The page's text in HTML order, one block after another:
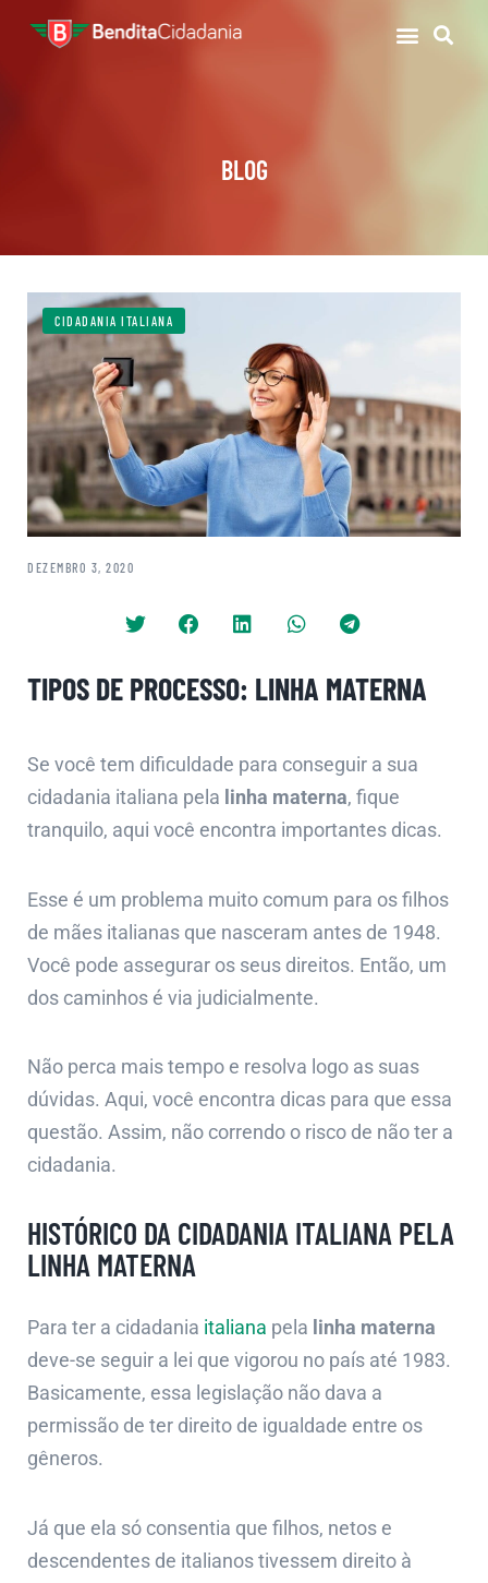
BLOG
CIDADANIA ITALIANA
DEZEMBRO 3, 2020
TIPOS DE PROCESSO: LINHA MATERNA
Se você tem dificuldade para conseguir a sua
cidadania italiana pela linha materna, fique
tranquilo, aqui você encontra importantes dicas.
Esse é um problema muito comum para os filhos
de mães italianas que nasceram antes de 1948.
Você pode assegurar os seus direitos. Então, um
dos caminhos é via judicialmente.
Não perca mais tempo e resolva logo as suas
dúvidas. Aqui, você encontra dicas para que essa
questão. Assim, não correndo o risco de não ter a
cidadania.
HISTÓRICO DA CIDADANIA ITALIANA PELA
LINHA MATERNA
Para ter a cidadania italiana pela linha materna
deve-se seguir a lei que vigorou no país até 1983.
Basicamente, essa legislação não dava a
permissão de ter direito de igualdade entre os
gêneros.
Já que ela só consentia que filhos, netos e
descendentes de italianos tivessem direito à